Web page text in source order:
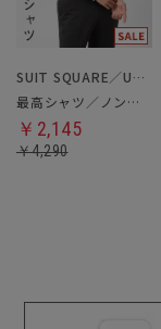
SUIT SQUARE／UNIVERSAL LANGUAGE
最高シャツ／ノンアイロンジャージードレスシャツ
￥2,145
￥4,290